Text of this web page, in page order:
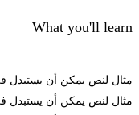
What you'll learn
مثال لنص يمكن أن يستبدل
مثال لنص يمكن أن يستبدل